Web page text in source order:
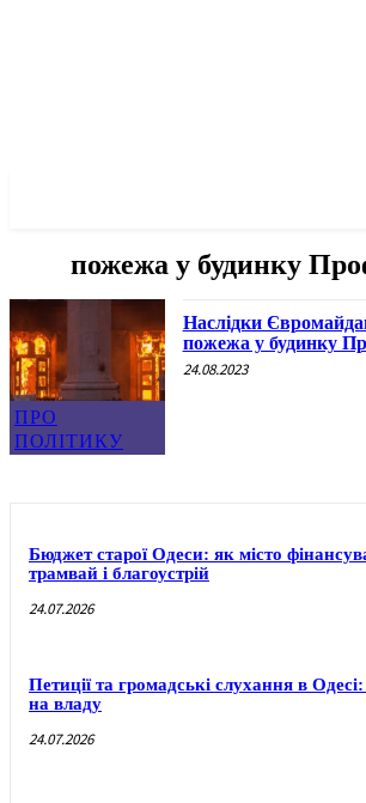
пожежа у будинку
ПРО
ПОЛІТИКУ
Наслідки
пожежа у будинку
24.08.2023
Бюджет старої Одеси: як місто
трамвай і благоустрій
24.07.2026
Петиції та громадські слухання в
на владу
24.07.2026